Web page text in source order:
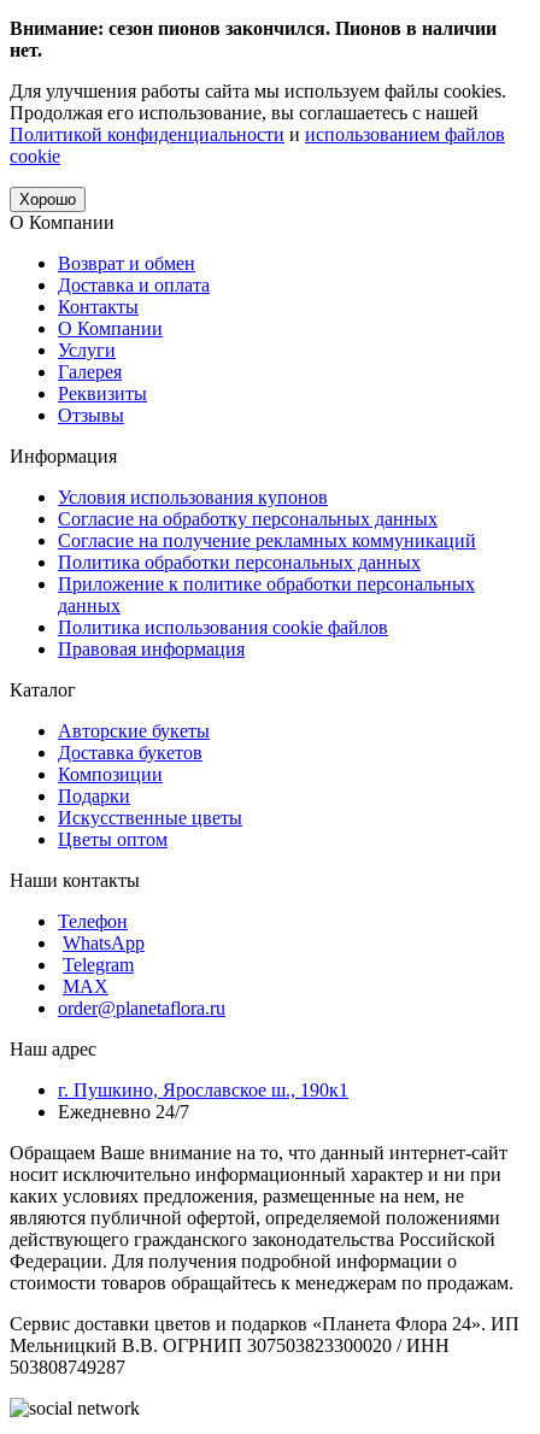
Внимание: сезон пионов закончился. Пионов в наличии
нет.
Для улучшения работы сайта мы используем файлы cookies.
Продолжая его использование, вы соглашаетесь с нашей
Политикой конфиденциальности и использованием файлов
cookie
Хорошо
О Компании
Возврат и обмен
Доставка и оплата
Контакты
О Компании
Услуги
Галерея
Реквизиты
Отзывы
Информация
Условия использования купонов
Согласие на обработку персональных данных
Согласие на получение рекламных коммуникаций
Политика обработки персональных данных
Приложение к политике обработки персональных
данных
Политика использования cookie файлов
Правовая информация
Каталог
Авторские букеты
Доставка букетов
Композиции
Подарки
Искусственные цветы
Цветы оптом
Наши контакты
Телефон
WhatsApp
Telegram
MAX
order@planetaflora.ru
Наш адрес
г. Пушкино, Ярославское ш., 190к1
Ежедневно 24/7
Обращаем Ваше внимание на то, что данный интернет-сайт
носит исключительно информационный характер и ни при
каких условиях предложения, размещенные на нем, не
являются публичной офертой, определяемой положениями
действующего гражданского законодательства Российской
Федерации. Для получения подробной информации о
стоимости товаров обращайтесь к менеджерам по продажам.
Сервис доставки цветов и подарков «Планета Флора 24». ИП
Мельницкий В.В. ОГРНИП 307503823300020 / ИНН
503808749287